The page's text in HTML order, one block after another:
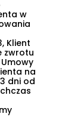
w
, Klient
zwrotu
na
dni od